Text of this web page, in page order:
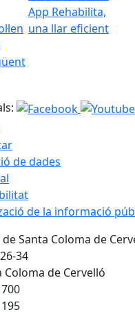
App Rehabilita,
una llar eficient
de dades
de la informació
Santa Coloma de
34
Coloma de Cervelló